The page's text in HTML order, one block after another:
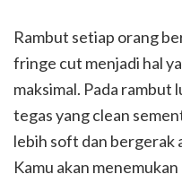
Rambut setiap orang
fringe cut menjadi hal
maksimal. Pada rambut
tegas yang clean
lebih soft dan bergerak
Kamu akan